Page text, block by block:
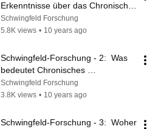
Erkenntnisse über das Chronische
Erschöpfungssyndrom (CFS)
Schwingfeld Forschung
5.8K views • 10 years ago
Schwingfeld-Forschung - 2:  Was
bedeutet Chronisches
Erschöpfungssyndrom (CFS)?
Schwingfeld Forschung
3.8K views • 10 years ago
Schwingfeld-Forschung - 3:  Woher